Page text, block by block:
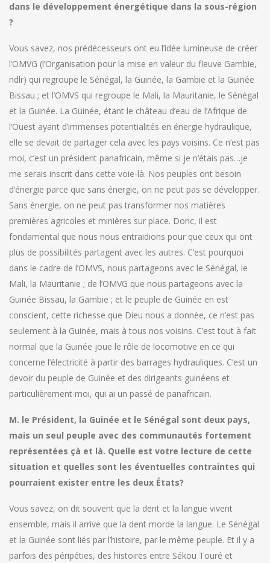
dans le développement énergétique dans la sous-région
?
Vous savez, nos prédécesseurs ont eu l’idée lumineuse de créer
l’OMVG (l’Organisation pour la mise en valeur du fleuve Gambie,
ndlr) qui regroupe le Sénégal, la Guinée, la Gambie et la Guinée
Bissau ; et l’OMVS qui regroupe le Mali, la Mauritanie, le Sénégal
et la Guinée. La Guinée, étant le château d’eau de l’Afrique de
l’Ouest ayant d’immenses potentialités en énergie hydraulique,
elle se devait de partager cela avec les pays voisins. Ce n’est pas
moi, c’est un président panafricain, même si je n’étais pas…je
me serais inscrit dans cette voie-là. Nos peuples ont besoin
d’énergie parce que sans énergie, on ne peut pas se développer.
Sans énergie, on ne peut pas transformer nos matières
premières agricoles et minières sur place. Donc, il est
fondamental que nous nous entraidions pour que ceux qui ont
plus de possibilités partagent avec les autres. C’est pourquoi
dans le cadre de l’OMVS, nous partageons avec le Sénégal, le
Mali, la Mauritanie ; de l’OMVG que nous partageons avec la
Guinée Bissau, la Gambie ; et le peuple de Guinée en est
conscient, cette richesse que Dieu nous a donnée, ce n’est pas
seulement à la Guinée, mais à tous nos voisins. C’est tout à fait
normal que la Guinée joue le rôle de locomotive en ce qui
concerne l’électricité à partir des barrages hydrauliques. C’est un
devoir du peuple de Guinée et des dirigeants guinéens et
particulièrement moi, qui ai un passé de panafricain.
M. le Président, la Guinée et le Sénégal sont deux pays,
mais un seul peuple avec des communautés fortement
représentées çà et là. Quelle est votre lecture de cette
situation et quelles sont les éventuelles contraintes qui
pourraient exister entre les deux États?
Vous savez, on dit souvent que la dent et la langue vivent
ensemble, mais il arrive que la dent morde la langue. Le Sénégal
et la Guinée sont liés par l’histoire, par le même peuple. Et il y a
parfois des péripéties, des histoires entre Sékou Touré et